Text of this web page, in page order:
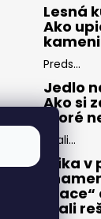
Lesná
Ako
Preds...
Jedlo
Ako si
ktoré
Zbali...
Etika
mali